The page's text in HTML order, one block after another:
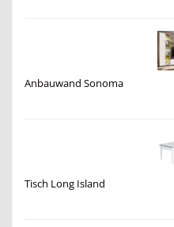
Anbauwand Sonoma
Tisch Long Island